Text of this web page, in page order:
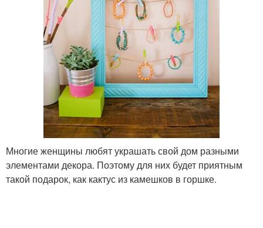
Многие женщины любят украшать свой дом разными
элементами декора. Поэтому для них будет приятным
такой подарок, как кактус из камешков в горшке.